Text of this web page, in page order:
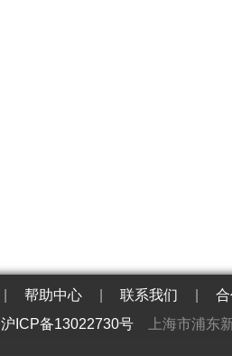
帮助中心 联系我们
沪ICP备13022730号上海市浦东新